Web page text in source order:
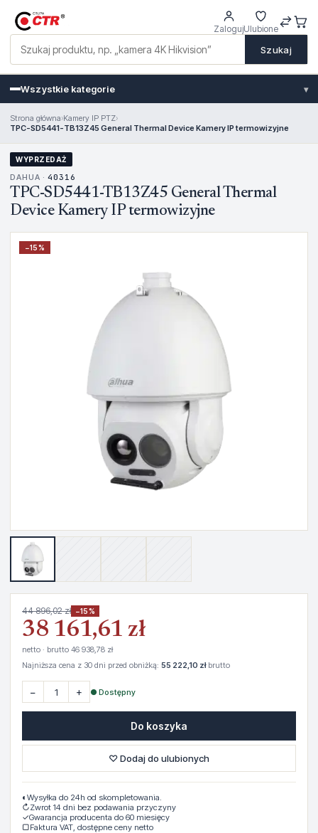
Szukaj
ZalogujUlubione
Wszystkie kategorie ▾
Strona główna›Kamery IP PTZ›
TPC-SD5441-TB13Z45 General Thermal Device Kamery IP termowizyjne
WYPRZEDAŻ
DAHUA · 40316
TPC-SD5441-TB13Z45 General Thermal
Device Kamery IP termowizyjne
−15%
44 896,02 zł −15%
38 161,61 zł
netto · brutto 46 938,78 zł
Najniższa cena z 30 dni przed obniżką: 55 222,10 złbrutto
− + ● Dostępny
Do koszyka
♡ Dodaj do ulubionych
◐ Wysyłka do 24h od skompletowania.
↻Zwrot 14 dni bez podawania przyczyny
✓Gwarancja producenta do 60 miesięcy
▢Faktura VAT, dostępne ceny netto